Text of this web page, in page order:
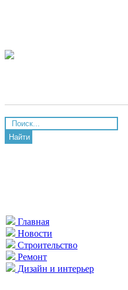
Найти
Главная
Новости
Строительство
Ремонт
Дизайн и интерьер